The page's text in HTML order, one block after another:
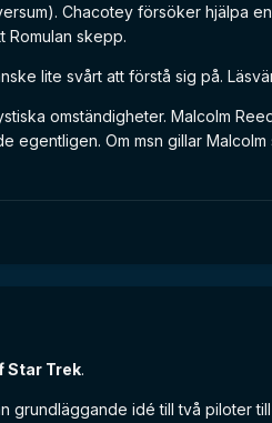
Chacotey försöker hjälpa
Romulan skepp.
lite svårt att förstå sig på.
omständigheter. Malcolm
egentligen. Om msn gillar Malcolm
Star Trek.
grundläggande idé till två piloter